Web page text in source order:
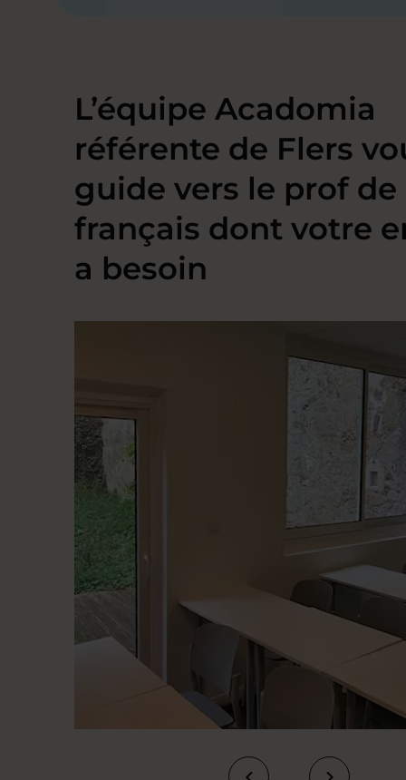
L’équipe Acadomia
référente de Flers
guide vers le prof de
français dont votre
a besoin